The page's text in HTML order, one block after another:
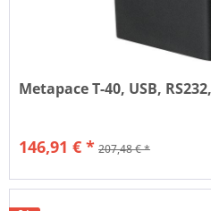
Metapace T-40, USB,
146,91 € * 207,48 € *